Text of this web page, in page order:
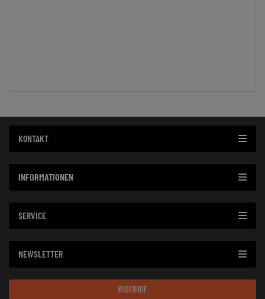
KONTAKT
INFORMATIONEN
SERVICE
NEWSLETTER
WIDERRUF